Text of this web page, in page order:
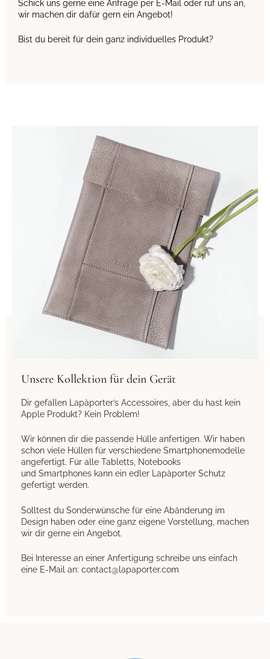
Schick uns gerne eine Anfrage per E-Mail oder ruf uns an,
wir machen dir dafür gern ein Angebot!
Bist du bereit für dein ganz individuelles Produkt?
Unsere Kollektion für dein Gerät
Dir gefallen Lapàporter’s Accessoires, aber du hast kein
Apple Produkt? Kein Problem!
Wir können dir die passende Hülle anfertigen. Wir haben
schon viele Hüllen für verschiedene Smartphonemodelle
angefertigt. Für alle Tabletts, Notebooks
und Smartphones kann ein edler Lapàporter Schutz
gefertigt werden.
Solltest du Sonderwünsche für eine Abänderung im
Design haben oder eine ganz eigene Vorstellung, machen
wir dir gerne ein Angebot.
Bei Interesse an einer Anfertigung schreibe uns einfach
eine E-Mail an: contact@lapaporter.com